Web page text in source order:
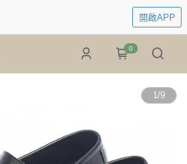
開啟APP
0
1/9